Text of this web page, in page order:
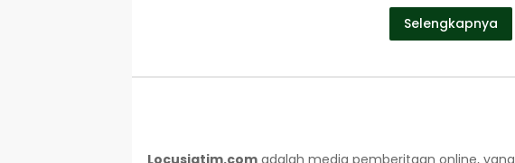
Selengkapnya